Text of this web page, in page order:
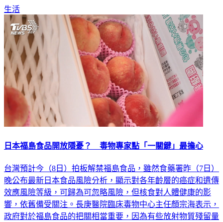
生活
日本福島食品開放隱憂？ 毒物專家點「一關鍵」最擔心
台灣預計今（8日）拍板解禁福島食品，雖然食藥署昨（7日）
晚公布最新日本食品風險分析，顯示對各年齡層的癌症和遺傳
效應風險等級，可歸為可忽略風險，但核食對人體健康的影
響，依舊備受關注。長庚醫院臨床毒物中心主任顏宗海表示，
政府對於福島食品的把關相當重要，因為有些放射物質殘留量